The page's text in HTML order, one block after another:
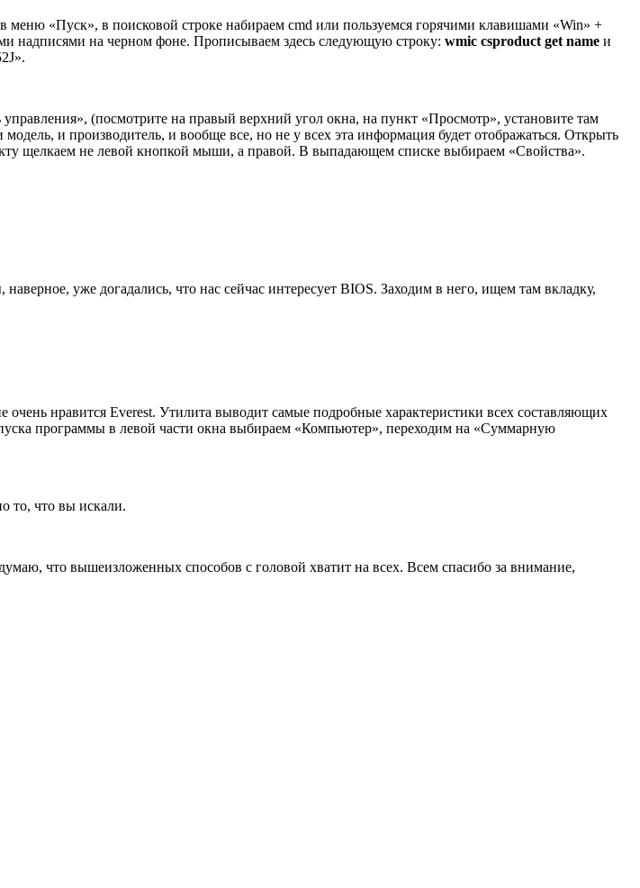
меню «Пуск», в поисковой строке набираем cmd или пользуемся горячими клавишами «Win» +
надписями на черном фоне. Прописываем здесь следующую строку: wmic csproduct get name и
(посмотрите на правый верхний угол окна, на пункт «Просмотр», установите там
и производитель, и вообще все, но не у всех эта информация будет отображаться. Открыть
щелкаем не левой кнопкой мыши, а правой. В выпадающем списке выбираем «Свойства».
уже догадались, что нас сейчас интересует BIOS. Заходим в него, ищем там вкладку,
нравится Everest. Утилита выводит самые подробные характеристики всех составляющих
программы в левой части окна выбираем «Компьютер», переходим на «Суммарную
то, что вы искали.
что вышеизложенных способов с головой хватит на всех. Всем спасибо за внимание,